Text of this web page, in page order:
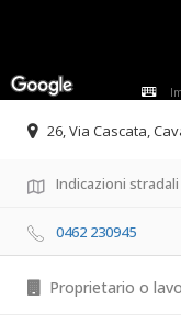
26, Via Cascata,
Indicazioni stradali
0462 230945
Proprietario o